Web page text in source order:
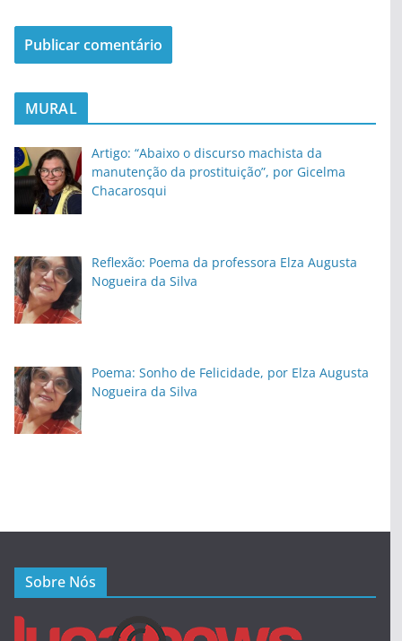
MURAL
Artigo: “Abaixo o discurso machista da
manutenção da prostituição”, por Gicelma
Chacarosqui
Reflexão: Poema da professora Elza Augusta
Nogueira da Silva
Poema: Sonho de Felicidade, por Elza Augusta
Nogueira da Silva
Sobre Nós